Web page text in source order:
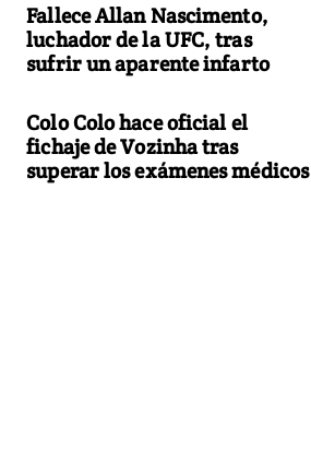
Fallece Allan Nascimento,
luchador de la UFC, tras
sufrir un aparente infarto
Colo Colo hace oficial el
fichaje de Vozinha tras
superar los exámenes médicos